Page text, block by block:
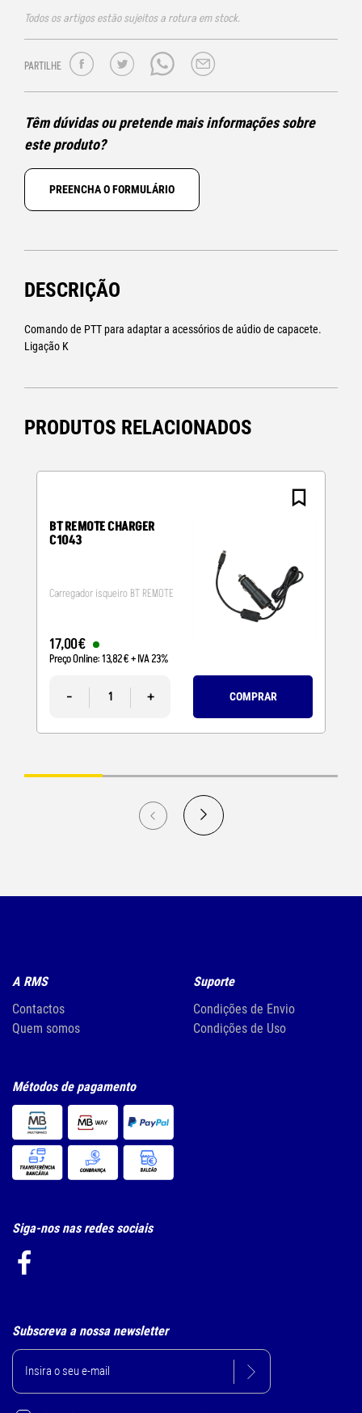
Todos os artigos estão sujeitos a rotura em stock.
PARTILHE
Têm dúvidas ou pretende mais informações sobre
este produto?
PREENCHA O FORMULÁRIO
DESCRIÇÃO
Comando de PTT para adaptar a acessórios de aúdio de capacete.
Ligação K
PRODUTOS RELACIONADOS
BT REMOTE CHARGER
C1043
Carregador isqueiro BT REMOTE
17,00€
Preço Online:13,82€+ IVA 23%
- + COMPRAR
A RMS
Contactos
Quem somos
Suporte
Condições de Envio
Condições de Uso
Métodos de pagamento
Siga-nos nas redes sociais
Subscreva a nossa newsletter